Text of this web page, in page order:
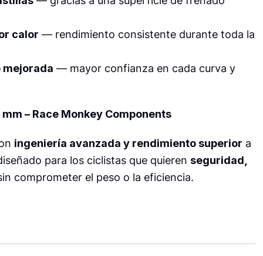
calor — rendimiento consistente durante toda la
mejorada — mayor confianza en cada curva y
– Race Monkey Components
ingeniería avanzada y rendimiento superior a
para los ciclistas que quieren seguridad,
comprometer el peso o la eficiencia.